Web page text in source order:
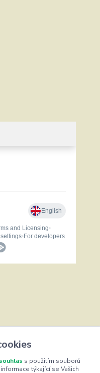
souhlas s použitím souborů
týkající se Vašich